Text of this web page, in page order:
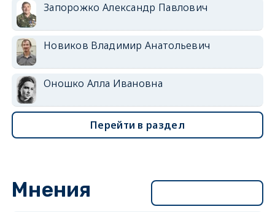
Запорожко Александр Павлович
Новиков Владимир Анатольевич
Оношко Алла Ивановна
Перейти в раздел
Мнения